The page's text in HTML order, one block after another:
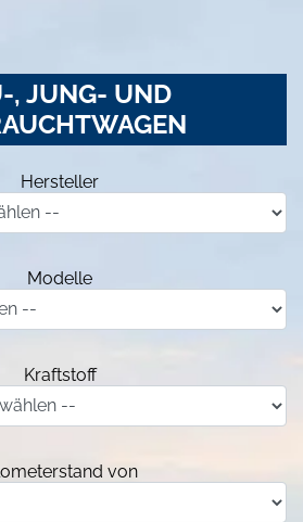
, JUNG- UND
Hersteller
Modelle
Kraftstoff
von